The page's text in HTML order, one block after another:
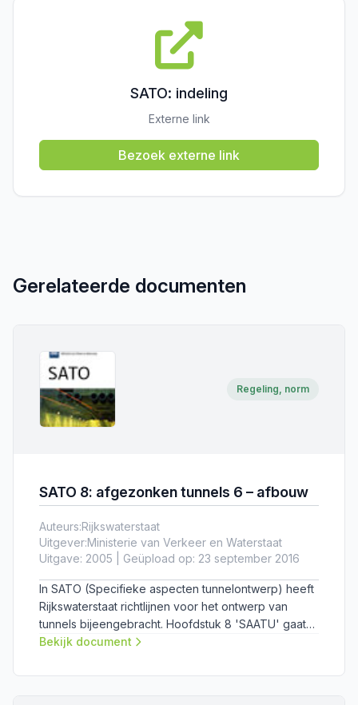
SATO: indeling
Externe link
Bezoek externe link
Gerelateerde documenten
Regeling, norm
SATO 8: afgezonken tunnels 6 – afbouw
Auteurs:Rijkswaterstaat
Uitgever:Ministerie van Verkeer en Waterstaat
Uitgave: 2005 | Geüpload op: 23 september 2016
In SATO (Specifieke aspecten tunnelontwerp) heeft
Rijkswaterstaat richtlijnen voor het ontwerp van
tunnels bijeengebracht. Hoofdstuk 8 'SAATU' gaat
over specifieke aspecten van afgezonken tunnels.
Bekijk document